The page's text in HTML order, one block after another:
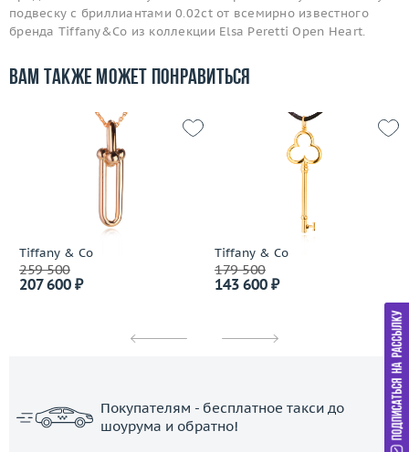
подвеску с бриллиантами 0.02ct от всемирно известного
бренда Tiffany&Co из коллекции Elsa Peretti Open Heart.
Вам также может понравиться
Tiffany & Co
259 500
207 600 ₽
Tiffany & Co
179 500
143 600 ₽
Покупателям - бесплатное такси до
шоурума и обратно!